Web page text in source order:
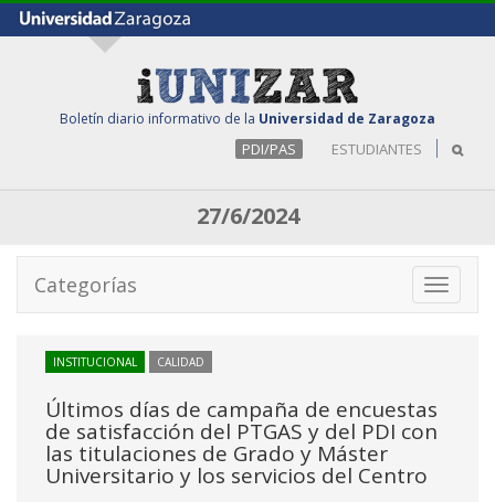
Boletín diario informativo de la Universidad de Zaragoza
PDI/PAS ESTUDIANTES
27/6/2024
Toggle
Categorías
INSTITUCIONAL CALIDAD
Últimos días de campaña de encuestas
de satisfacción del PTGAS y del PDI con
las titulaciones de Grado y Máster
Universitario y los servicios del Centro